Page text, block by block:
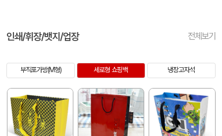
인쇄/휘장/뱃지/업장 전체보기
부직포가방(M형) 세로형 쇼핑백 냉장고자석